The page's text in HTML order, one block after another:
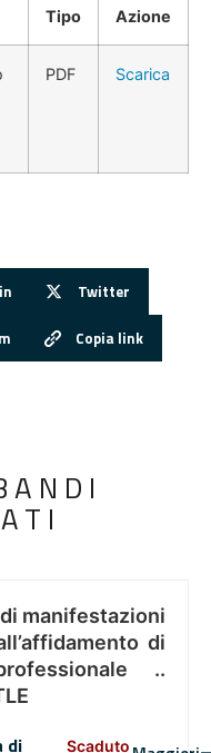
Tipo Azione
PDF Scarica
Twitter
Copia link
manifestazioni
di
..
di Scaduto